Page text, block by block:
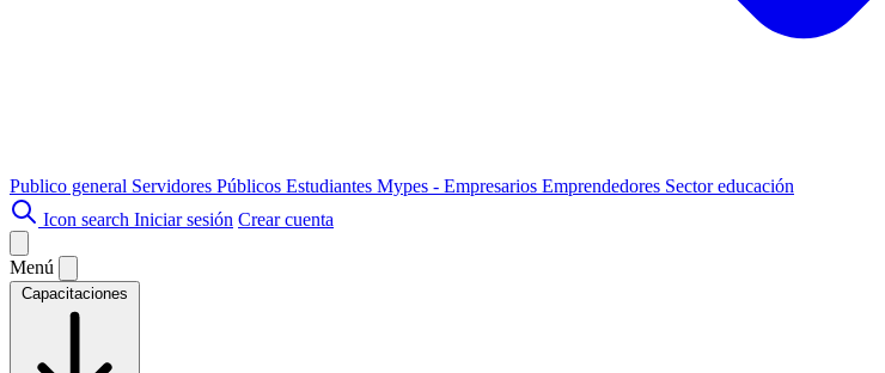
Publico general Servidores Públicos Estudiantes Mypes - Empresarios Emprendedores Sector educación
Icon search Iniciar sesión Crear cuenta
Menú
Capacitaciones